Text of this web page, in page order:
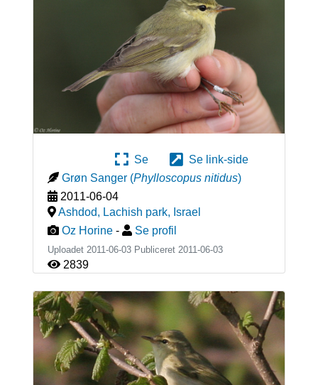
Se
Se link-side
Grøn Sanger (Phylloscopus nitidus)
2011-06-04
Ashdod, Lachish park, Israel
Oz Horine - Se profil
Uploadet 2011-06-03 Publiceret 2011-06-03
2839